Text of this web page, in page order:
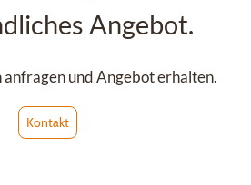
Angebot.
und Angebot erhalten.
Kontakt